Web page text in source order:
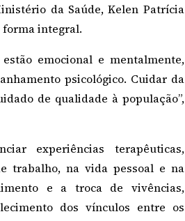
da Saúde, Kelen Patrícia
forma integral.
emocional e mentalmente,
psicológico. Cuidar da
de qualidade à população”,
experiências terapêuticas,
trabalho, na vida pessoal e na
e a troca de vivências,
dos vínculos entre os